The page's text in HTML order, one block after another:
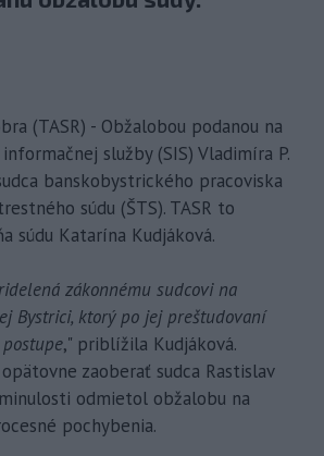
(TASR) - Obžalobou podanou na
služby (SIS) Vladimíra P.
banskobystrického pracoviska
súdu (ŠTS). TASR to
súdu Katarína Kudjáková.
zákonnému sudcovi na
Bystrici, ktorý po jej preštudovaní
," priblížila Kudjáková.
zaoberať sudca Rastislav
odmietol obžalobu na
pochybenia.